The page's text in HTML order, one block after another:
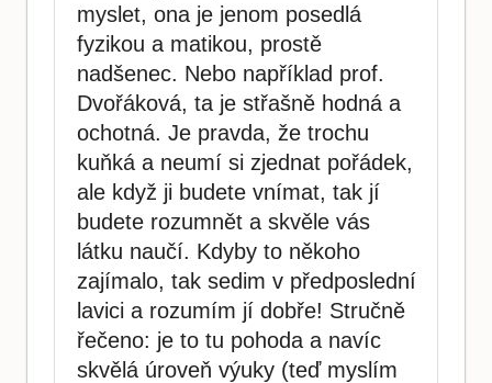
myslet, ona je jenom posedlá
fyzikou a matikou, prostě
nadšenec. Nebo například prof.
Dvořáková, ta je střašně hodná a
ochotná. Je pravda, že trochu
kuňká a neumí si zjednat pořádek,
ale když ji budete vnímat, tak jí
budete rozumnět a skvěle vás
látku naučí. Kdyby to někoho
zajímalo, tak sedim v předposlední
lavici a rozumím jí dobře! Stručně
řečeno: je to tu pohoda a navíc
skvělá úroveň výuky (teď myslím